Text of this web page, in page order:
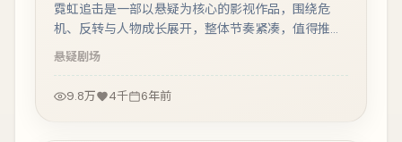
霓虹追击是一部以悬疑为核心的影视作品，围绕危
机、反转与人物成长展开，整体节奏紧凑，值得推荐
观看。
悬疑剧场
9.8万 4千 6年前